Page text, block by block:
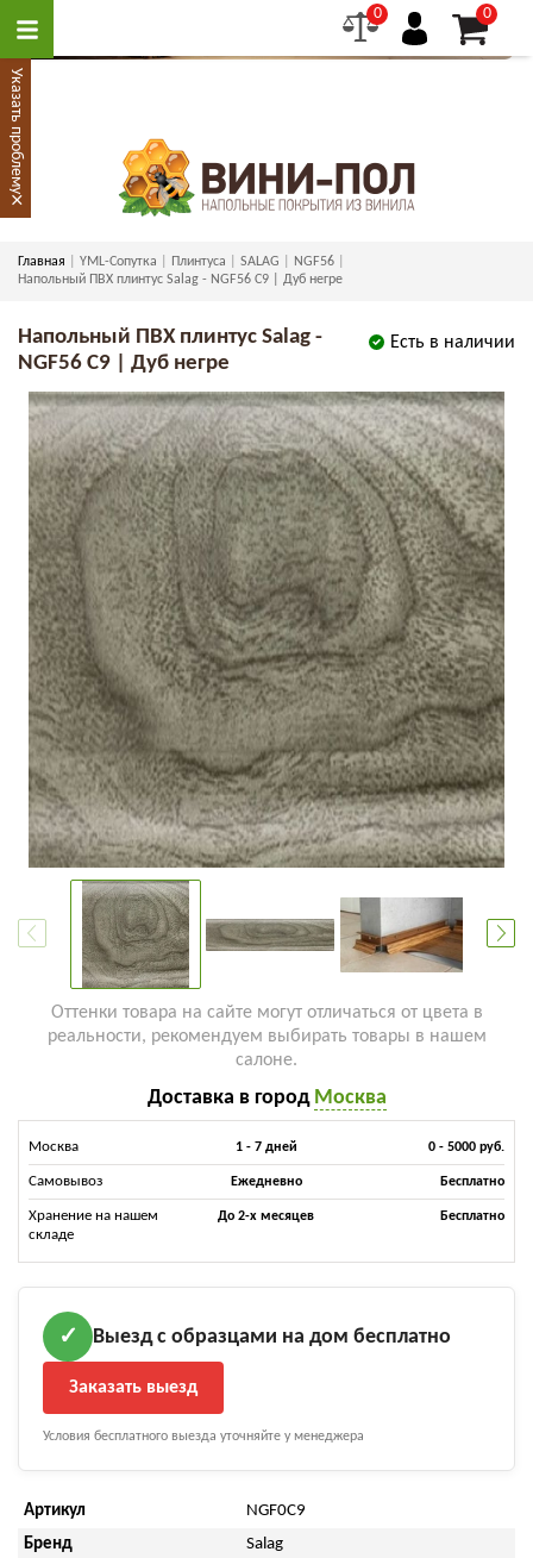
0 0
Главная YML-Сопутка Плинтуса SALAG
NGF56
Напольный ПВХ плинтус Salag - NGF56 C9 | Дуб негре
Есть в наличии
Напольный ПВХ плинтус Salag -
NGF56 C9 | Дуб негре
Оттенки товара на сайте могут отличаться от цвета в
реальности, рекомендуем выбирать товары в нашем
салоне.
Доставка в город Москва
Москва 1 - 7 дней 0 - 5000 руб.
Самовывоз Ежедневно Бесплатно
Хранение на нашем
складе
До 2-х месяцев Бесплатно
✓ Выезд с образцами на дом бесплатно
Заказать выезд
Условия бесплатного выезда уточняйте у менеджера
Артикул
NGF0C9
Бренд
Salag
Указать проблему
×